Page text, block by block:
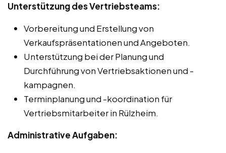
Unterstützung des Vertriebsteams:
Vorbereitung und Erstellung von
Verkaufspräsentationen und Angeboten.
Unterstützung bei der Planung und
Durchführung von Vertriebsaktionen und -
kampagnen.
Terminplanung und -koordination für
Vertriebsmitarbeiter in Rülzheim.
Administrative Aufgaben: